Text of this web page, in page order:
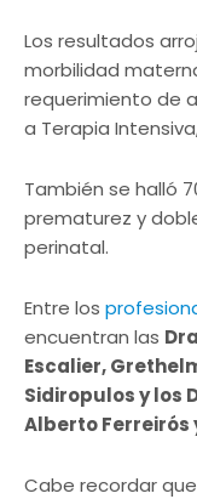
Los resultados
morbilidad
requerimiento de
a Terapia
También se halló
prematurez y
perinatal.
Entre los
encuentran las
Escalier,
Sidiropulos y los
Alberto Ferreirós
Cabe recordar